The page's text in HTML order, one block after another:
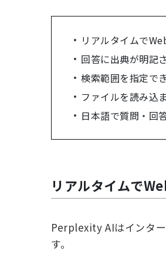
リアルタイムで
回答に出典が明記
検索範囲を指定で
ファイルを読み込
日本語で質問・回
リアルタイムで
Perplexity AIはインタ
す。